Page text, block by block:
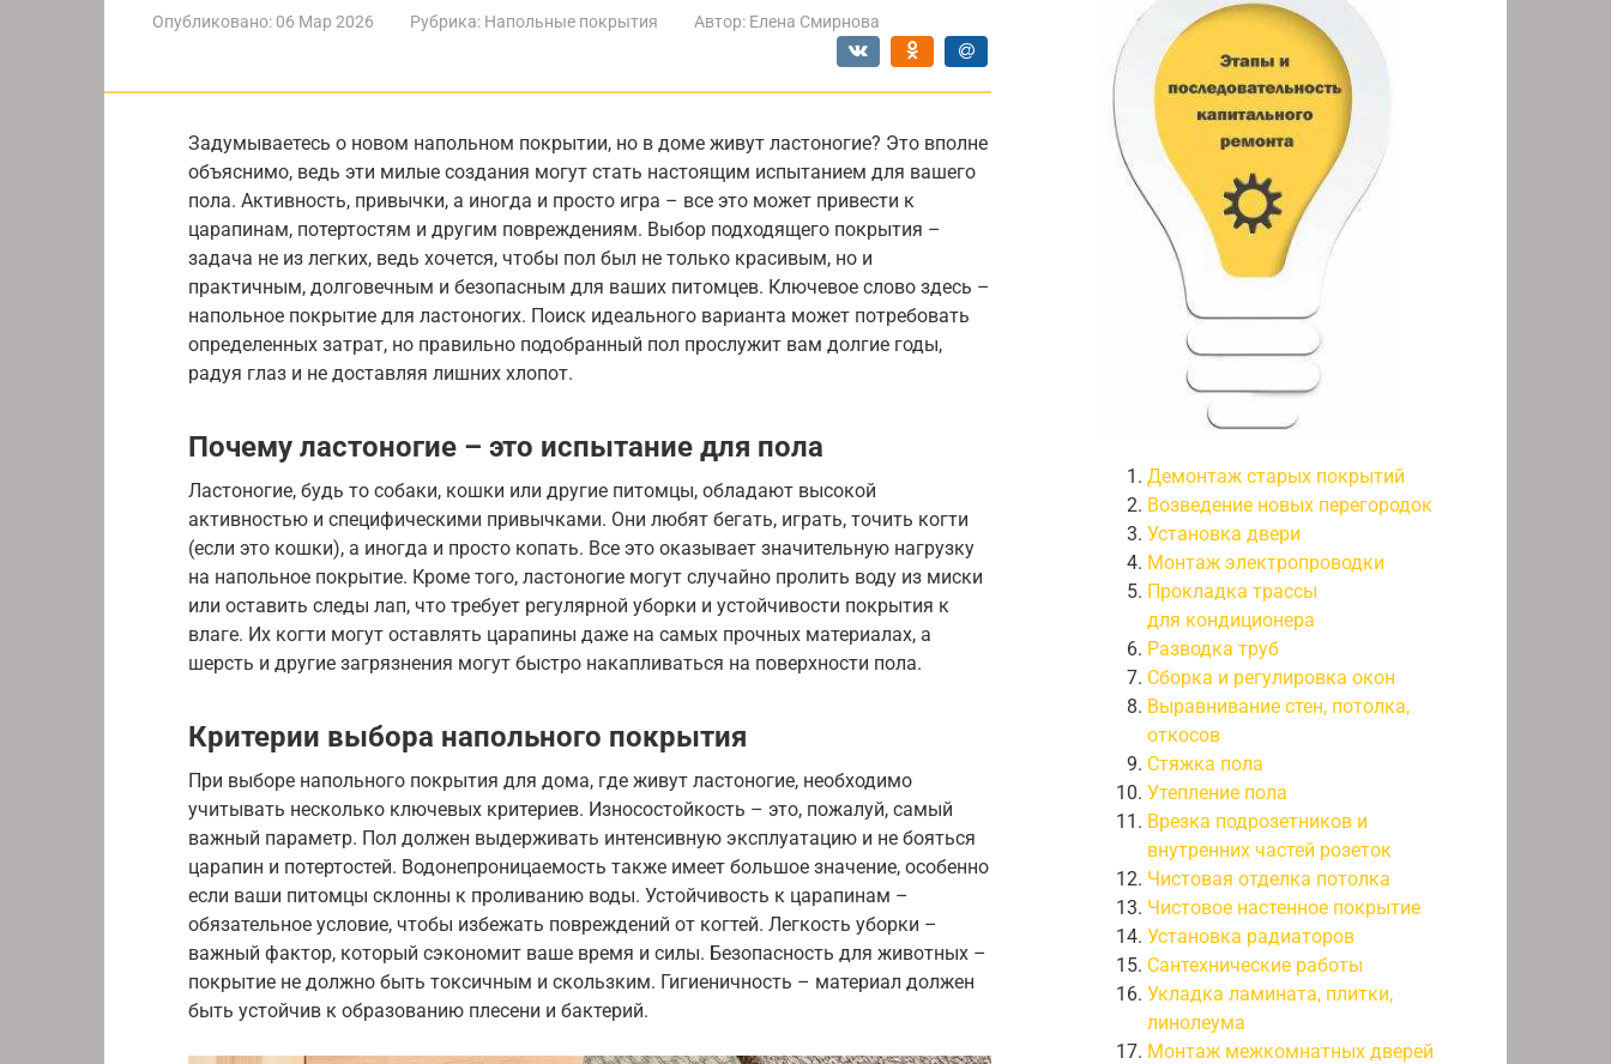
Опубликовано: 06 Мар 2026 Рубрика: Напольные покрытия Автор: Елена Смирнова
Задумываетесь о новом напольном покрытии, но в доме живут ластоногие? Это вполне
объяснимо, ведь эти милые создания могут стать настоящим испытанием для вашего
пола. Активность, привычки, а иногда и просто игра – все это может привести к
царапинам, потертостям и другим повреждениям. Выбор подходящего покрытия –
задача не из легких, ведь хочется, чтобы пол был не только красивым, но и
практичным, долговечным и безопасным для ваших питомцев. Ключевое слово здесь –
напольное покрытие для ластоногих. Поиск идеального варианта может потребовать
определенных затрат, но правильно подобранный пол прослужит вам долгие годы,
радуя глаз и не доставляя лишних хлопот.
Почему ластоногие – это испытание для пола
Ластоногие, будь то собаки, кошки или другие питомцы, обладают высокой
активностью и специфическими привычками. Они любят бегать, играть, точить когти
(если это кошки), а иногда и просто копать. Все это оказывает значительную нагрузку
на напольное покрытие. Кроме того, ластоногие могут случайно пролить воду из миски
или оставить следы лап, что требует регулярной уборки и устойчивости покрытия к
влаге. Их когти могут оставлять царапины даже на самых прочных материалах, а
шерсть и другие загрязнения могут быстро накапливаться на поверхности пола.
Критерии выбора напольного покрытия
При выборе напольного покрытия для дома, где живут ластоногие, необходимо
учитывать несколько ключевых критериев. Износостойкость – это, пожалуй, самый
важный параметр. Пол должен выдерживать интенсивную эксплуатацию и не бояться
царапин и потертостей. Водонепроницаемость также имеет большое значение, особенно
если ваши питомцы склонны к проливанию воды. Устойчивость к царапинам –
обязательное условие, чтобы избежать повреждений от когтей. Легкость уборки –
важный фактор, который сэкономит ваше время и силы. Безопасность для животных –
покрытие не должно быть токсичным и скользким. Гигиеничность – материал должен
быть устойчив к образованию плесени и бактерий.
Демонтаж старых покрытий
Возведение новых перегородок
Установка двери
Монтаж электропроводки
Прокладка трассы
для кондиционера
Разводка труб
Сборка и регулировка окон
Выравнивание стен, потолка,
откосов
Стяжка пола
Утепление пола
Врезка подрозетников и
внутренних частей розеток
Чистовая отделка потолка
Чистовое настенное покрытие
Установка радиаторов
Сантехнические работы
Укладка ламината, плитки,
линолеума
Монтаж межкомнатных дверей